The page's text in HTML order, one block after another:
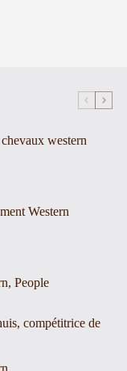
western
Western
, People
compétitrice de